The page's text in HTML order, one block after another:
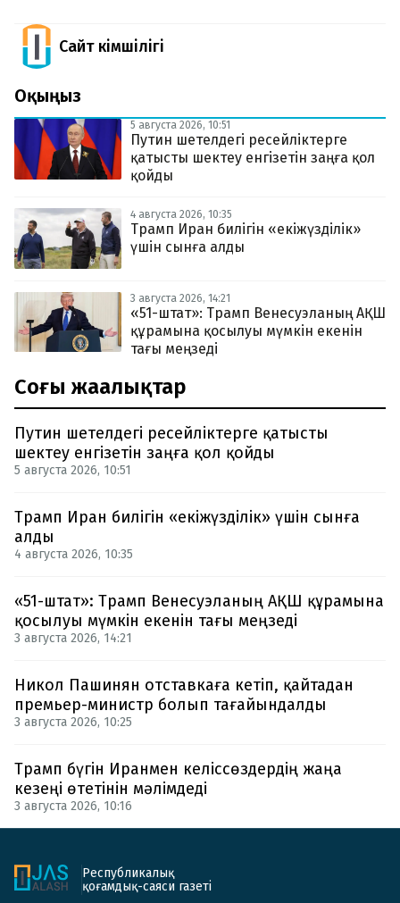
Сайт Әкімшілігі
Оқыңыз
5 августа 2026, 10:51
Путин шетелдегі ресейліктерге
қатысты шектеу енгізетін заңға қол
қойды
4 августа 2026, 10:35
Трамп Иран билігін «екіжүзділік»
үшін сынға алды
3 августа 2026, 14:21
«51-штат»: Трамп Венесуэланың АҚШ
құрамына қосылуы мүмкін екенін
тағы меңзеді
Соңғы жаңалықтар
Путин шетелдегі ресейліктерге қатысты
шектеу енгізетін заңға қол қойды
5 августа 2026, 10:51
Трамп Иран билігін «екіжүзділік» үшін сынға
алды
4 августа 2026, 10:35
«51-штат»: Трамп Венесуэланың АҚШ құрамына
қосылуы мүмкін екенін тағы меңзеді
3 августа 2026, 14:21
Никол Пашинян отставкаға кетіп, қайтадан
премьер-министр болып тағайындалды
3 августа 2026, 10:25
Трамп бүгін Иранмен келіссөздердің жаңа
кезеңі өтетінін мәлімдеді
3 августа 2026, 10:16
Республикалық
қоғамдық-саяси газеті